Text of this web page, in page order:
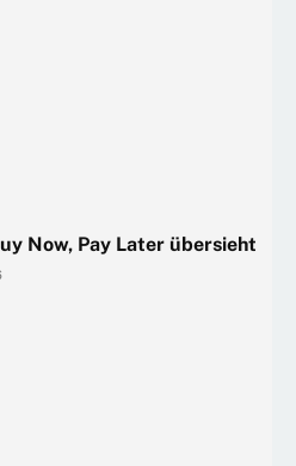
Now, Pay Later übersieht